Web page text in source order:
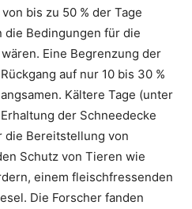
bis zu 50 % der Tage
Bedingungen für die
Eine Begrenzung der
auf nur 10 bis 30 %
Kältere Tage (unter
der Schneedecke
die Bereitstellung von
Schutz von Tieren wie
einem fleischfressenden
Die Forscher fanden